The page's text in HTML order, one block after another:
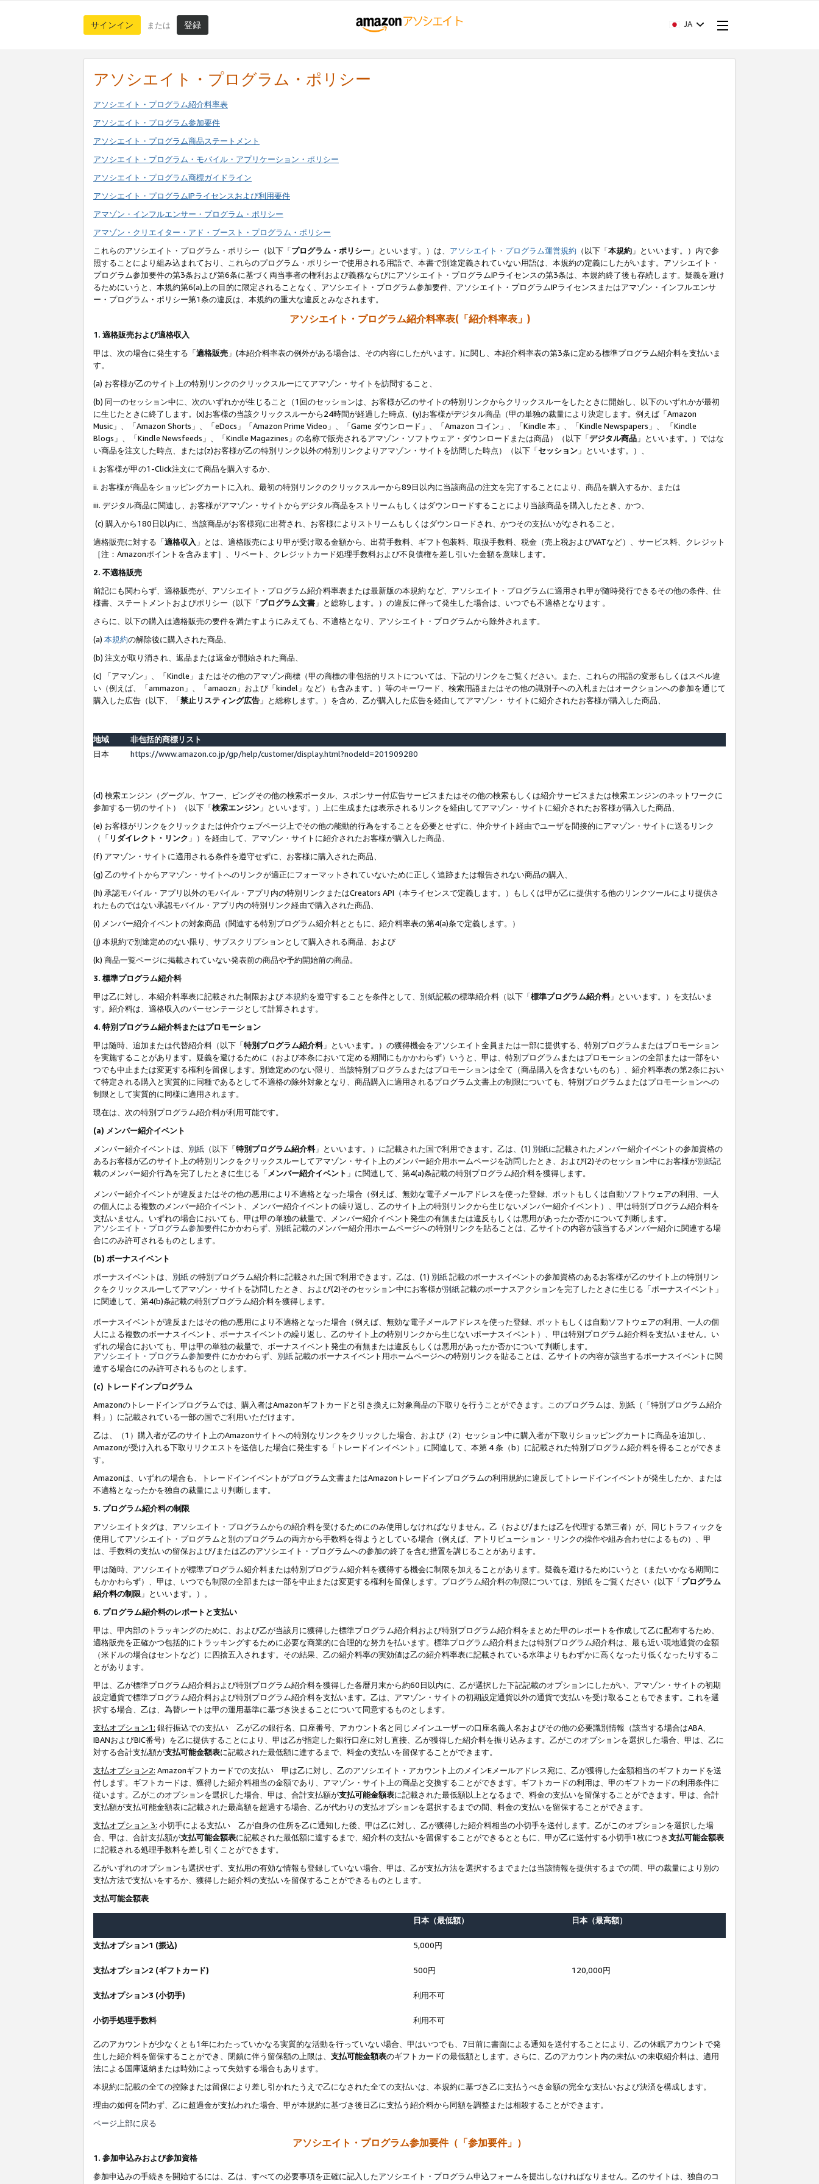
サインイン または 登録 JA
アソシエイト・プログラム・ポリシー
アソシエイト・プログラム紹介料率表
アソシエイト・プログラム参加要件
アソシエイト・プログラム商品ステートメント
アソシエイト・プログラム・モバイル・アプリケーション・ポリシー
アソシエイト・プログラム商標ガイドライン
アソシエイト・プログラムIPライセンスおよび利用要件
アマゾン・インフルエンサー・プログラム・ポリシー
アマゾン・クリエイター・アド・ブースト・プログラム・ポリシー
これらのアソシエイト・プログラム・ポリシー（以下「プログラム・ポリシー 」といいます。）は、 アソシエイト・プログラム運営規約 （以下「本規約 」といいます。）内で参
照することにより組み込まれており、これらのプログラム・ポリシーで使用される用語で、本書で別途定義されていない用語は、本規約の定義にしたがいます。アソシエイト・
プログラム参加要件の第3条および第6条に基づく両当事者の権利および義務ならびにアソシエイト・プログラムIPライセンスの第3条は、本規約終了後も存続します。疑義を避け
るためにいうと、本規約第6(a)上の目的に限定されることなく、アソシエイト・プログラム参加要件、アソシエイト・プログラムIPライセンスまたはアマゾン・インフルエンサ
ー・プログラム・ポリシー第1条の違反は、本規約の重大な違反とみなされます。
アソシエイト・プログラム紹介料率表(「紹介料率表」)
1. 適格販売および適格収入
甲は、次の場合に発生する「適格販売 」(本紹介料率表の例外がある場合は、その内容にしたがいます。)に関し、本紹介料率表の第3条に定める標準プログラム紹介料を支払いま
す。
(a) お客様が乙のサイト上の特別リンクのクリックスルーにてアマゾン・サイトを訪問すること、
(b) 同一のセッション中に、次のいずれかが生じること（1回のセッションは、お客様が乙のサイトの特別リンクからクリックスルーをしたときに開始し、以下のいずれかが最初
に生じたときに終了します。(x)お客様の当該クリックスルーから24時間が経過した時点、(y)お客様がデジタル商品（甲の単独の裁量により決定します。例えば「Amazon
Music」、「Amazon Shorts」、「eDocs」「Amazon Prime Video」、「Game ダウンロード」、「Amazon コイン」、「Kindle 本」、「Kindle Newspapers」、 「Kindle
Blogs」、「Kindle Newsfeeds」、「Kindle Magazines」の名称で販売されるアマゾン・ソフトウェア・ダウンロードまたは商品）（以下「デジタル商品 」といいます。）ではな
い商品を注文した時点、または(z)お客様が乙の特別リンク以外の特別リンクよりアマゾン・サイトを訪問した時点）（以下「セッション 」といいます。）、
i. お客様が甲の1-Click注文にて商品を購入するか、
ii. お客様が商品をショッピングカートに入れ、最初の特別リンクのクリックスルーから89日以内に当該商品の注文を完了することにより、商品を購入するか、または
iii. デジタル商品に関連し、お客様がアマゾン・サイトからデジタル商品をストリームもしくはダウンロードすることにより当該商品を購入したとき、かつ、
(c) 購入から180日以内に、当該商品がお客様宛に出荷され、お客様によりストリームもしくはダウンロードされ、かつその支払いがなされること。
適格販売に対する「適格収入 」とは、適格販売により甲が受け取る金額から、出荷手数料、ギフト包装料、取扱手数料、税金（売上税およびVATなど）、サービス料、クレジット
［注：Amazonポイントを含みます］、リベート、クレジットカード処理手数料および不良債権を差し引いた金額を意味します。
2. 不適格販売
前記にも関わらず、適格販売が、アソシエイト・プログラム紹介料率表または最新版の本規約 など、アソシエイト・プログラムに適用され甲が随時発行できるその他の条件、仕
様書、ステートメントおよびポリシー（以下「プログラム文書 」と総称します。）の違反に伴って発生した場合は、いつでも不適格となります 。
さらに、以下の購入は適格販売の要件を満たすようにみえても、不適格となり、アソシエイト・プログラムから除外されます。
(a) 本規約の解除後に購入された商品、
(b) 注文が取り消され、返品または返金が開始された商品、
(c) 「アマゾン」、「Kindle」またはその他のアマゾン商標（甲の商標の非包括的リストについては、下記のリンクをご覧ください。また、これらの用語の変形もしくはスペル違
い（例えば、「ammazon」、「amaozn」および「kindel」など）も含みます。）等のキーワード、検索用語またはその他の識別子への入札またはオークションへの参加を通じて
購入した広告（以下、「禁止リスティング広告 」と総称します。）を含め、乙が購入した広告を経由してアマゾン・ サイトに紹介されたお客様が購入した商品、
地域
非包括的商標リスト
日本
https://www.amazon.co.jp/gp/help/customer/display.html?nodeId=201909280
(d) 検索エンジン（グーグル、ヤフー、ビングその他の検索ポータル、スポンサー付広告サービスまたはその他の検索もしくは紹介サービスまたは検索エンジンのネットワークに
参加する一切のサイト）（以下「検索エンジン 」といいます。）上に生成または表示されるリンクを経由してアマゾン・サイトに紹介されたお客様が購入した商品、
(e) お客様がリンクをクリックまたは仲介ウェブページ上でその他の能動的行為をすることを必要とせずに、仲介サイト経由でユーザを間接的にアマゾン・サイトに送るリンク
（「 リダイレクト・リンク 」）を経由して、アマゾン・サイトに紹介されたお客様が購入した商品、
(f) アマゾン・サイトに適用される条件を遵守せずに、お客様に購入された商品、
(g) 乙のサイトからアマゾン・サイトへのリンクが適正にフォーマットされていないために正しく追跡または報告されない商品の購入、
(h) 承認モバイル・アプリ以外のモバイル・アプリ内の特別リンクまたはCreators API（本ライセンスで定義します。）もしくは甲が乙に提供する他のリンクツールにより提供さ
れたものではない承認モバイル・アプリ内の特別リンク経由で購入された商品、
(i) メンバー紹介イベントの対象商品（関連する特別プログラム紹介料とともに、紹介料率表の第4(a)条で定義します。）
(j) 本規約で別途定めのない限り、サブスクリプションとして購入される商品、および
(k) 商品一覧ページに掲載されていない発表前の商品や予約開始前の商品。
3. 標準プログラム紹介料
甲は乙に対し、本紹介料率表に記載された制限および本規約を遵守することを条件として、 別紙記載の標準紹介料（以下「標準プログラム紹介料」といいます。）を支払いま
す。紹介料は、適格収入のパーセンテージとして計算されます。
4. 特別プログラム紹介料またはプロモーション
甲は随時、追加または代替紹介料（以下「特別プログラム紹介料」といいます。）の獲得機会をアソシエイト全員または一部に提供する、特別プログラムまたはプロモーション
を実施することがあります。疑義を避けるために（および本条において定める期間にもかかわらず）いうと、甲は、特別プログラムまたはプロモーションの全部または一部をい
つでも中止または変更する権利を留保します。別途定めのない限り、当該特別プログラムまたはプロモーションは全て（商品購入を含まないものも）、紹介料率表の第2条におい
て特定される購入と実質的に同種であるとして不適格の除外対象となり、商品購入に適用されるプログラム文書上の制限についても、特別プログラムまたはプロモーションへの
制限として実質的に同様に適用されます。
現在は、次の特別プログラム紹介料が利用可能です。
(a) メンバー紹介イベント
メンバー紹介イベントは、 別紙 （以下「特別プログラム紹介料」といいます。）に記載された国で利用できます。乙は、(1) 別紙に記載されたメンバー紹介イベントの参加資格の
あるお客様が乙のサイト上の特別リンクをクリックスルーしてアマゾン・サイト上のメンバー紹介用ホームページを訪問したとき、および(2)そのセッション中にお客様が別紙記
載のメンバー紹介行為を完了したときに生じる「 メンバー紹介イベント 」に関連して、第4(a)条記載の特別プログラム紹介料を獲得します。
メンバー紹介イベントが違反またはその他の悪用により不適格となった場合（例えば、無効な電子メールアドレスを使った登録、ボットもしくは自動ソフトウェアの利用、一人
の個人による複数のメンバー紹介イベント、メンバー紹介イベントの繰り返し、乙のサイト上の特別リンクから生じないメンバー紹介イベント）、甲は特別プログラム紹介料を
支払いません。いずれの場合においても、甲は甲の単独の裁量で、メンバー紹介イベント発生の有無または違反もしくは悪用があったか否かについて判断します。
アソシエイト・プログラム参加要件にかかわらず、 別紙記載のメンバー紹介用ホームページへの特別リンクを貼ることは、乙サイトの内容が該当するメンバー紹介に関連する場
合にのみ許可されるものとします。
(b) ボーナスイベント
ボーナスイベントは、 別紙の特別プログラム紹介料に記載された国で利用できます。乙は、(1) 別紙記載のボーナスイベントの参加資格のあるお客様が乙のサイト上の特別リン
クをクリックスルーしてアマゾン・サイトを訪問したとき、および(2)そのセッション中にお客様が別紙記載のボーナスアクションを完了したときに生じる「ボーナスイベント」
に関連して、第4(b)条記載の特別プログラム紹介料を獲得します。
ボーナスイベントが違反またはその他の悪用により不適格となった場合（例えば、無効な電子メールアドレスを使った登録、ボットもしくは自動ソフトウェアの利用、一人の個
人による複数のボーナスイベント、ボーナスイベントの繰り返し、乙のサイト上の特別リンクから生じないボーナスイベント）、甲は特別プログラム紹介料を支払いません。い
ずれの場合においても、甲は甲の単独の裁量で、ボーナスイベント発生の有無または違反もしくは悪用があったか否かについて判断します。
アソシエイト・プログラム参加要件 にかかわらず、 別紙記載のボーナスイベント用ホームページへの特別リンクを貼ることは、乙サイトの内容が該当するボーナスイベントに関
連する場合にのみ許可されるものとします。
(c) トレードインプログラム
Amazonのトレードインプログラムでは、購入者はAmazonギフトカードと引き換えに対象商品の下取りを行うことができます。このプログラムは、別紙（「特別プログラム紹介
料」）に記載されている一部の国でご利用いただけます。
乙は、（1）購入者が乙のサイト上のAmazonサイトへの特別なリンクをクリックした場合、および（2）セッション中に購入者が下取りショッピングカートに商品を追加し、
Amazonが受け入れる下取りリクエストを送信した場合に発生する「トレードインイベント」に関連して、本第 4 条（b）に記載された特別プログラム紹介料を得ることができま
す。
Amazonは、いずれの場合も、トレードインイベントがプログラム文書またはAmazonトレードインプログラムの利用規約に違反してトレードインイベントが発生したか、または
不適格となったかを独自の裁量により判断します。
5. プログラム紹介料の制限
アソシエイトタグは、アソシエイト・プログラムからの紹介料を受けるためにのみ使用しなければなりません。乙（および/または乙を代理する第三者）が、同じトラフィックを
使用してアソシエイト・プログラムと別のプログラムの両方から手数料を得ようとしている場合（例えば、アトリビューション・リンクの操作や組み合わせによるもの）、甲
は、手数料の支払いの留保および/または乙のアソシエイト・プログラムへの参加の終了を含む措置を講じることがあります。
甲は随時、アソシエイトが標準プログラム紹介料または特別プログラム紹介料を獲得する機会に制限を加えることがあります。疑義を避けるためにいうと（またいかなる期間に
もかかわらず）、甲は、いつでも制限の全部または一部を中止または変更する権利を留保します。プログラム紹介料の制限については、 別紙 をご覧ください（以下「プログラム
紹介料の制限 」といいます。）。
6. プログラム紹介料のレポートと支払い
甲は、甲内部のトラッキングのために、および乙が当該月に獲得した標準プログラム紹介料および特別プログラム紹介料をまとめた甲のレポートを作成して乙に配布するため、
適格販売を正確かつ包括的にトラッキングするために必要な商業的に合理的な努力を払います。標準プログラム紹介料または特別プログラム紹介料は、最も近い現地通貨の金額
（米ドルの場合はセントなど）に四捨五入されます。その結果、乙の紹介料率の実効値は乙の紹介料率表に記載されている水準よりもわずかに高くなったり低くなったりするこ
とがあります。
甲は、乙が標準プログラム紹介料および特別プログラム紹介料を獲得した各暦月末から約60日以内に、乙が選択した下記記載のオプションにしたがい、アマゾン・サイトの初期
設定通貨で標準プログラム紹介料および特別プログラム紹介料を支払います。乙は、アマゾン・サイトの初期設定通貨以外の通貨で支払いを受け取ることもできます。これを選
択する場合、乙は、為替レートは甲の運用基準に基づき決まることについて同意するものとします。
支払オプション1: 銀行振込での支払い 乙が乙の銀行名、口座番号、アカウント名と同じメインユーザーの口座名義人名およびその他の必要識別情報（該当する場合はABA、
IBANおよびBIC番号）を乙に提供することにより、甲は乙が指定した銀行口座に対し直接、乙が獲得した紹介料を振り込みます。乙がこのオプションを選択した場合、甲は、乙に
対する合計支払額が支払可能金額表に記載された最低額に達するまで、料金の支払いを留保することができます。
支払オプション2: Amazonギフトカードでの支払い 甲は乙に対し、乙のアソシエイト・アカウント上のメインEメールアドレス宛に、乙が獲得した金額相当のギフトカードを送
付します。ギフトカードは、獲得した紹介料相当の金額であり、アマゾン・サイト上の商品と交換することができます。ギフトカードの利用は、甲のギフトカードの利用条件に
従います。乙がこのオプションを選択した場合、甲は、合計支払額が支払可能金額表に記載された最低額以上となるまで、料金の支払いを留保することができます。甲は、合計
支払額が支払可能金額表に記載された最高額を超過する場合、乙が代わりの支払オプションを選択するまでの間、料金の支払いを留保することができます。
支払オプション 3: 小切手による支払い 乙が自身の住所を乙に通知した後、甲は乙に対し、乙が獲得した紹介料相当の小切手を送付します。乙がこのオプションを選択した場
合、甲は、合計支払額が支払可能金額表に記載された最低額に達するまで、紹介料の支払いを留保することができるとともに、甲が乙に送付する小切手1枚につき支払可能金額表
に記載される処理手数料を差し引くことができます。
乙がいずれのオプションも選択せず、支払用の有効な情報も登録していない場合、甲は、乙が支払方法を選択するまでまたは当該情報を提供するまでの間、甲の裁量により別の
支払方法で支払いをするか、獲得した紹介料の支払いを留保することができるものとします。
支払可能金額表
日本（最低額） 日本（最高額）
支払オプション1 (振込) 5,000円
支払オプション2 (ギフトカード) 500円 120,000円
支払オプション3 (小切手) 利用不可
小切手処理手数料 利用不可
乙のアカウントが少なくとも1年にわたっていかなる実質的な活動を行っていない場合、甲はいつでも、7日前に書面による通知を送付することにより、乙の休眠アカウントで発
生した紹介料を留保することができ、閉鎖に伴う留保額の上限は、 支払可能金額表のギフトカードの最低額とします。さらに、乙のアカウント内の未払いの未収紹介料は、適用
法による国庫返納または時効によって失効する場合もあります。
本規約に記載の全ての控除または留保により差し引かれたうえで乙になされた全ての支払いは、本規約に基づき乙に支払うべき金額の完全な支払いおよび決済を構成します。
理由の如何を問わず、乙に超過金が支払われた場合、甲が本規約に基づき後日乙に支払う紹介料から同額を調整または相殺することができます。
ページ上部に戻る
アソシエイト・プログラム参加要件（「参加要件」）
1. 参加申込みおよび参加資格
参加申込みの手続きを開始するには、乙は、すべての必要事項を正確に記入したアソシエイト・プログラム申込フォームを提出しなければなりません。乙のサイトは、独自のコ